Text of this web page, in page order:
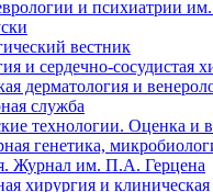
и психиатрии
вестник
и сердечно-сосудистая
дерматология и
служба
технологии. Оценка и
генетика,
Журнал им. П.А. Герцена
хирургия и